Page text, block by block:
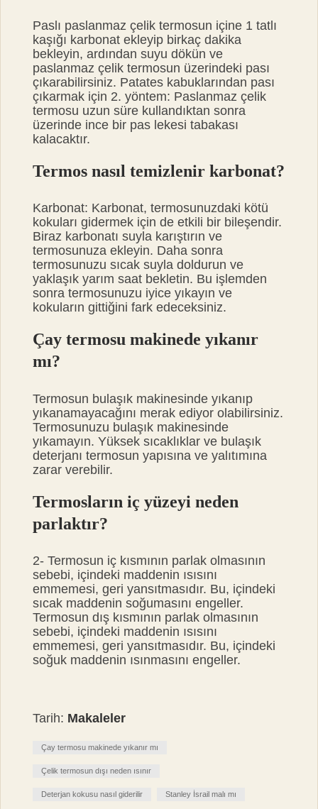
Paslı paslanmaz çelik termosun içine 1 tatlı
kaşığı karbonat ekleyip birkaç dakika
bekleyin, ardından suyu dökün ve
paslanmaz çelik termosun üzerindeki pası
çıkarabilirsiniz. Patates kabuklarından pası
çıkarmak için 2. yöntem: Paslanmaz çelik
termosu uzun süre kullandıktan sonra
üzerinde ince bir pas lekesi tabakası
kalacaktır.
Termos nasıl temizlenir karbonat?
Karbonat: Karbonat, termosunuzdaki kötü
kokuları gidermek için de etkili bir bileşendir.
Biraz karbonatı suyla karıştırın ve
termosunuza ekleyin. Daha sonra
termosunuzu sıcak suyla doldurun ve
yaklaşık yarım saat bekletin. Bu işlemden
sonra termosunuzu iyice yıkayın ve
kokuların gittiğini fark edeceksiniz.
Çay termosu makinede yıkanır
mı?
Termosun bulaşık makinesinde yıkanıp
yıkanamayacağını merak ediyor olabilirsiniz.
Termosunuzu bulaşık makinesinde
yıkamayın. Yüksek sıcaklıklar ve bulaşık
deterjanı termosun yapısına ve yalıtımına
zarar verebilir.
Termosların iç yüzeyi neden
parlaktır?
2- Termosun iç kısmının parlak olmasının
sebebi, içindeki maddenin ısısını
emmemesi, geri yansıtmasıdır. Bu, içindeki
sıcak maddenin soğumasını engeller.
Termosun dış kısmının parlak olmasının
sebebi, içindeki maddenin ısısını
emmemesi, geri yansıtmasıdır. Bu, içindeki
soğuk maddenin ısınmasını engeller.
Tarih: Makaleler
Çay termosu makinede yıkanır mı
Çelik termosun dışı neden ısınır
Deterjan kokusu nasıl giderilir Stanley İsrail malı mı